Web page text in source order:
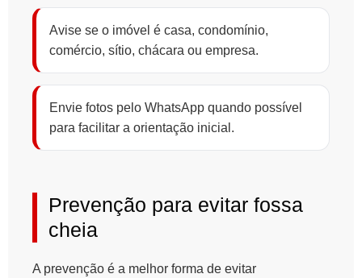
Avise se o imóvel é casa, condomínio,
comércio, sítio, chácara ou empresa.
Envie fotos pelo WhatsApp quando possível
para facilitar a orientação inicial.
Prevenção para evitar fossa
cheia
A prevenção é a melhor forma de evitar